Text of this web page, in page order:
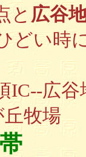
と 広谷
い時に
広谷
牧場